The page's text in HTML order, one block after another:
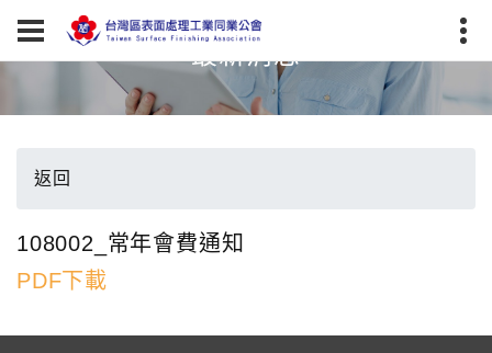
最新消息
返回
108002_常年會費通知
PDF下載